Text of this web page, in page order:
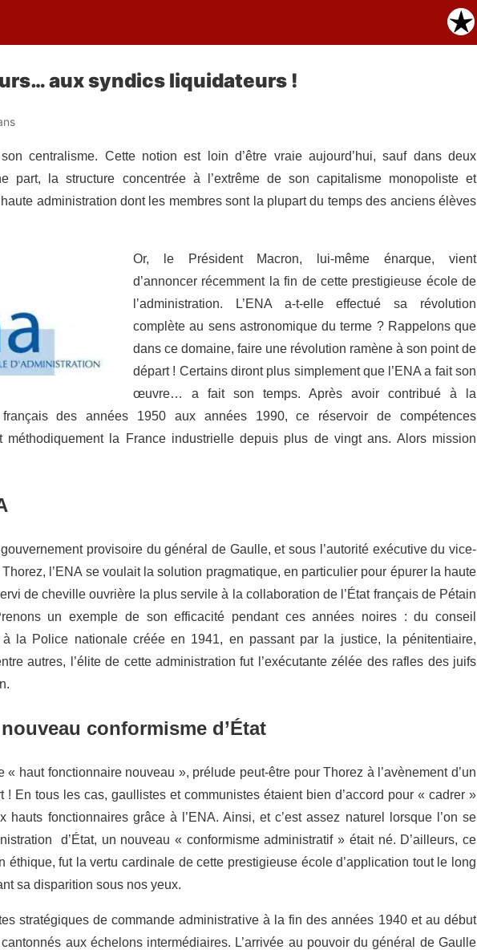
aux syndics liquidateurs !
centralisme. Cette notion est loin d’être vraie aujourd’hui, sauf dans deux
part, la structure concentrée à l’extrême de son capitalisme monopoliste et
administration dont les membres sont la plupart du temps des anciens élèves
Or, le Président Macron, lui-même énarque, vient
d’annoncer récemment la fin de cette prestigieuse école de
l’administration. L’ENA a-t-elle effectué sa révolution
complète au sens astronomique du terme ? Rappelons que
dans ce domaine, faire une révolution ramène à son point de
départ ! Certains diront plus simplement que l’ENA a fait son
œuvre… a fait son temps. Après avoir contribué à la
des années 1950 aux années 1990, ce réservoir de compétences
méthodiquement la France industrielle depuis plus de vingt ans. Alors mission
provisoire du général de Gaulle, et sous l’autorité exécutive du vice-
l’ENA se voulait la solution pragmatique, en particulier pour épurer la haute
de cheville ouvrière la plus servile à la collaboration de l’État français de Pétain
un exemple de son efficacité pendant ces années noires : du conseil
à la Police nationale créée en 1941, en passant par la justice, la pénitentiaire,
autres, l’élite de cette administration fut l’exécutante zélée des rafles des juifs
conformisme d’État
« haut fonctionnaire nouveau », prélude peut-être pour Thorez à l’avènement d’un
! En tous les cas, gaullistes et communistes étaient bien d’accord pour « cadrer »
hauts fonctionnaires grâce à l’ENA. Ainsi, et c’est assez naturel lorsque l’on se
d’État, un nouveau « conformisme administratif » était né. D’ailleurs, ce
éthique, fut la vertu cardinale de cette prestigieuse école d’application tout le long
sa disparition sous nos yeux.
stratégiques de commande administrative à la fin des années 1940 et au début
aux échelons intermédiaires. L’arrivée au pouvoir du général de Gaulle